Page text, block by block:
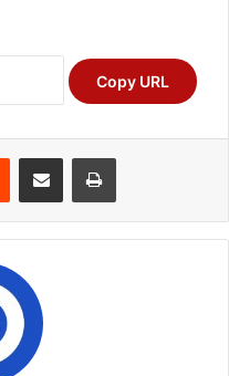
Copy URL
Reddit Share via Email Print